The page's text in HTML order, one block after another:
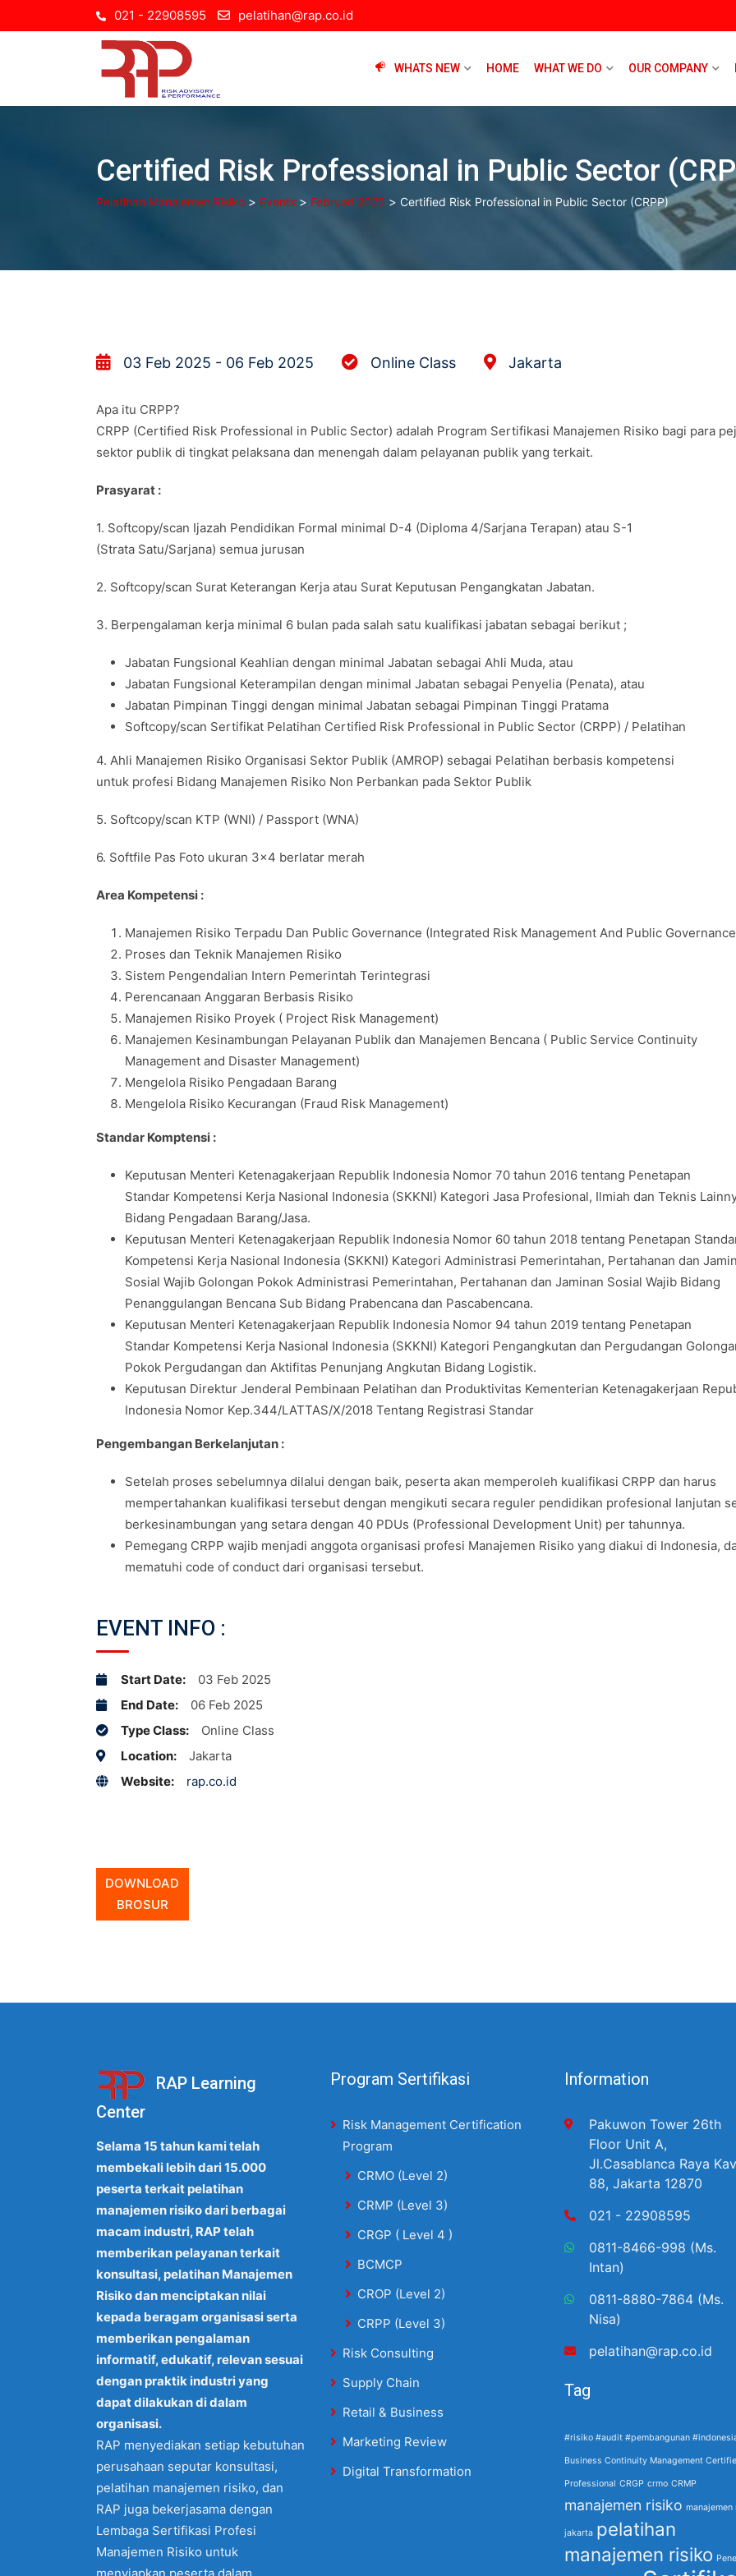
to
021 - 22908595 pelatihan@rap.co.id
WHATS NEW HOME WHAT WE DO OUR COMPANY
Certified Risk Professional in Public Sector
Pelatihan Manajemen Risiko > Events > Februari 2025 > Certified Risk Professional in Public Sector (CRPP)
03 Feb 2025 - 06 Feb 2025 Online Class Jakarta
Apa itu CRPP?
CRPP (Certified Risk Professional in Public Sector) adalah Program Sertifikasi Manajemen Risiko bagi para
sektor publik di tingkat pelaksana dan menengah dalam pelayanan publik yang terkait.
Prasyarat :
1. Softcopy/scan Ijazah Pendidikan Formal minimal D-4 (Diploma 4/Sarjana Terapan) atau S-1
(Strata Satu/Sarjana) semua jurusan
2. Softcopy/scan Surat Keterangan Kerja atau Surat Keputusan Pengangkatan Jabatan.
3. Berpengalaman kerja minimal 6 bulan pada salah satu kualifikasi jabatan sebagai berikut ;
Jabatan Fungsional Keahlian dengan minimal Jabatan sebagai Ahli Muda, atau
Jabatan Fungsional Keterampilan dengan minimal Jabatan sebagai Penyelia (Penata), atau
Jabatan Pimpinan Tinggi dengan minimal Jabatan sebagai Pimpinan Tinggi Pratama
Softcopy/scan Sertifikat Pelatihan Certified Risk Professional in Public Sector (CRPP) / Pelatihan
4. Ahli Manajemen Risiko Organisasi Sektor Publik (AMROP) sebagai Pelatihan berbasis kompetensi
untuk profesi Bidang Manajemen Risiko Non Perbankan pada Sektor Publik
5. Softcopy/scan KTP (WNI) / Passport (WNA)
6. Softfile Pas Foto ukuran 3×4 berlatar merah
Area Kompetensi :
Manajemen Risiko Terpadu Dan Public Governance (Integrated Risk Management And Public
Proses dan Teknik Manajemen Risiko
Sistem Pengendalian Intern Pemerintah Terintegrasi
Perencanaan Anggaran Berbasis Risiko
Manajemen Risiko Proyek ( Project Risk Management)
Manajemen Kesinambungan Pelayanan Publik dan Manajemen Bencana ( Public Service Continuity
Management and Disaster Management)
Mengelola Risiko Pengadaan Barang
Mengelola Risiko Kecurangan (Fraud Risk Management)
Standar Komptensi :
Keputusan Menteri Ketenagakerjaan Republik Indonesia Nomor 70 tahun 2016 tentang Penetapan
Standar Kompetensi Kerja Nasional Indonesia (SKKNI) Kategori Jasa Profesional, Ilmiah dan Teknis
Bidang Pengadaan Barang/Jasa.
Keputusan Menteri Ketenagakerjaan Republik Indonesia Nomor 60 tahun 2018 tentang Penetapan
Kompetensi Kerja Nasional Indonesia (SKKNI) Kategori Administrasi Pemerintahan, Pertahanan dan
Sosial Wajib Golongan Pokok Administrasi Pemerintahan, Pertahanan dan Jaminan Sosial Wajib Bidang
Penanggulangan Bencana Sub Bidang Prabencana dan Pascabencana.
Keputusan Menteri Ketenagakerjaan Republik Indonesia Nomor 94 tahun 2019 tentang Penetapan
Standar Kompetensi Kerja Nasional Indonesia (SKKNI) Kategori Pengangkutan dan Pergudangan
Pokok Pergudangan dan Aktifitas Penunjang Angkutan Bidang Logistik.
Keputusan Direktur Jenderal Pembinaan Pelatihan dan Produktivitas Kementerian Ketenagakerjaan
Indonesia Nomor Kep.344/LATTAS/X/2018 Tentang Registrasi Standar
Pengembangan Berkelanjutan :
Setelah proses sebelumnya dilalui dengan baik, peserta akan memperoleh kualifikasi CRPP dan harus
mempertahankan kualifikasi tersebut dengan mengikuti secara reguler pendidikan profesional lanjutan
berkesinambungan yang setara dengan 40 PDUs (Professional Development Unit) per tahunnya.
Pemegang CRPP wajib menjadi anggota organisasi profesi Manajemen Risiko yang diakui di Indonesia,
mematuhi code of conduct dari organisasi tersebut.
EVENT INFO :
Start Date:
03 Feb 2025
End Date:
06 Feb 2025
Type Class:
Online Class
Location:
Jakarta
Website:
rap.co.id
DOWNLOAD
BROSUR
RAP Learning
Center
Selama 15 tahun kami telah
membekali lebih dari 15.000
peserta terkait pelatihan
manajemen risiko dari berbagai
macam industri, RAP telah
memberikan pelayanan terkait
konsultasi, pelatihan Manajemen
Risiko dan menciptakan nilai
kepada beragam organisasi serta
memberikan pengalaman
informatif, edukatif, relevan sesuai
dengan praktik industri yang
dapat dilakukan di dalam
organisasi.
RAP menyediakan setiap kebutuhan
perusahaan seputar konsultasi,
pelatihan manajemen risiko, dan
RAP juga bekerjasama dengan
Lembaga Sertifikasi Profesi
Manajemen Risiko untuk
Program Sertifikasi
Risk Management Certification
Program
CRMO (Level 2)
CRMP (Level 3)
CRGP ( Level 4 )
BCMCP
CROP (Level 2)
CRPP (Level 3)
Risk Consulting
Supply Chain
Retail & Business
Marketing Review
Digital Transformation
Information
Pakuwon Tower 26th
Floor Unit A,
Jl.Casablanca Raya
88, Jakarta 12870
021 - 22908595
0811-8466-998 (Ms.
Intan)
0811-8880-7864 (Ms.
Nisa)
pelatihan@rap.co.id
Tag
#risiko #audit #pembangunan
Business Continuity Management
Professional CRGP crmo CRMP
manajemen risiko
jakarta pelatihan
manajemen risiko